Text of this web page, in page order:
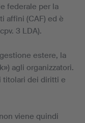
federale per la
affini (CAF) ed è
3 LDA).
estere, la
agli organizzatori.
titolari dei diritti e
viene quindi